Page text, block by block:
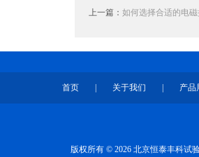
上一篇： 如何选择合适的电
首页 关于我们 产品
版权所有 © 2026 北京恒泰丰科试